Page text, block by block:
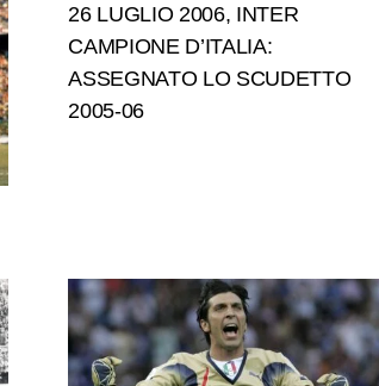
26 LUGLIO 2006, INTER
CAMPIONE D’ITALIA:
ASSEGNATO LO SCUDETTO
2005-06